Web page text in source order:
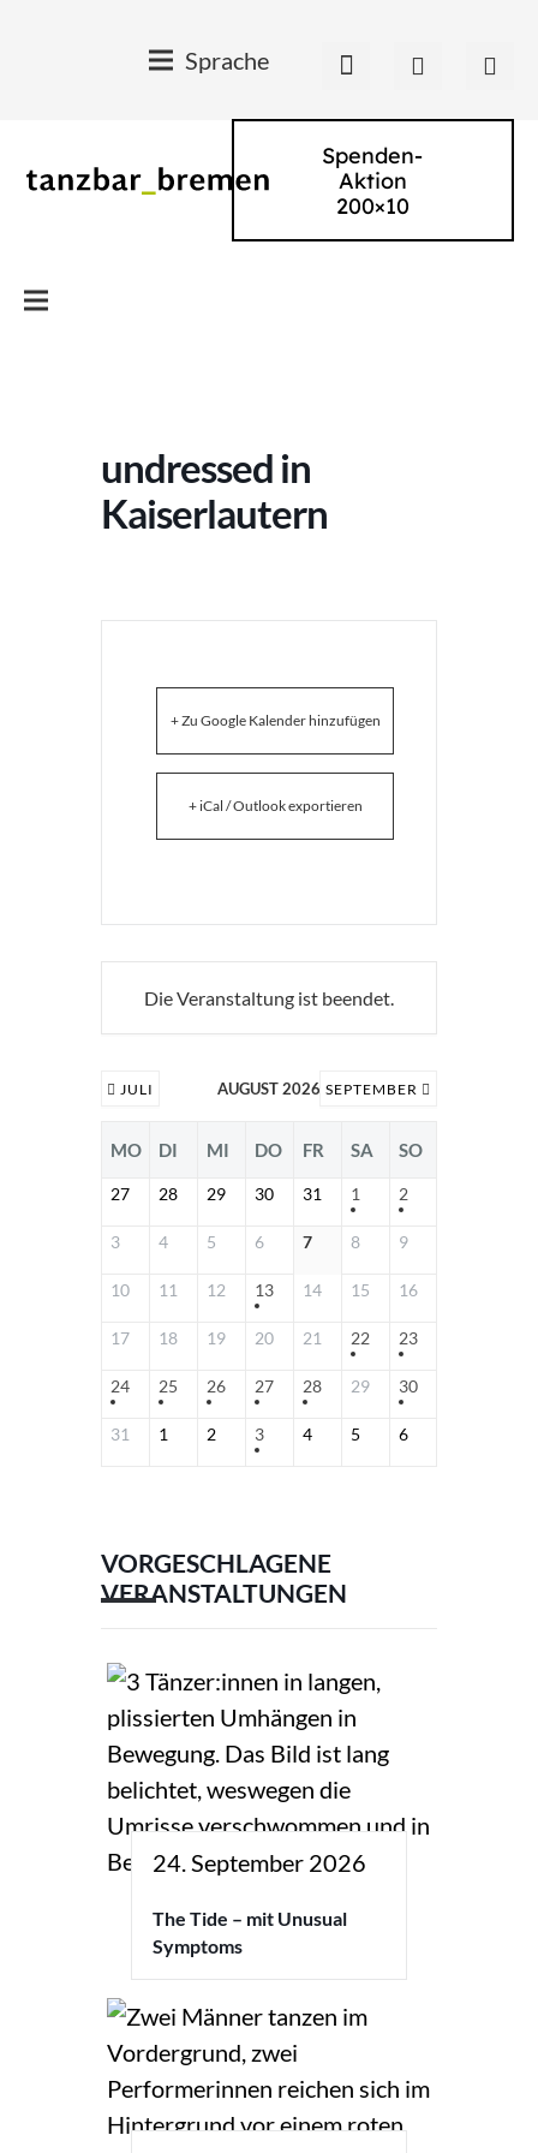
Sprache
Spenden-
Aktion
200×10
undressed in
Kaiserlautern
+ Zu Google Kalender hinzufügen
+ iCal / Outlook exportieren
Die Veranstaltung ist beendet.
JULI AUGUST 2026 SEPTEMBER
MO DI MI DO FR SA SO
27 28 29 30 31 1 2
3 4 5 6 7 8 9
10 11 12 13 14 15 16
17 18 19 20 21 22 23
24 25 26 27 28 29 30
31 1 2 3 4 5 6
VORGESCHLAGENE
VERANSTALTUNGEN
24. September 2026
The Tide – mit Unusual
Symptoms